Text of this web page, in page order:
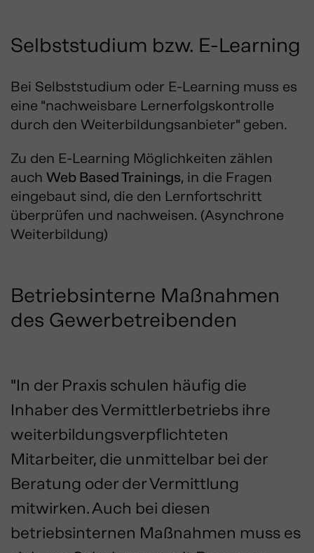
Selbststudium bzw. E-Learning
Bei Selbststudium oder E-Learning muss es
eine "nachweisbare Lernerfolgskontrolle
durch den Weiterbildungsanbieter" geben.
Zu den E-Learning Möglichkeiten zählen
auch Web Based Trainings, in die Fragen
eingebaut sind, die den Lernfortschritt
überprüfen und nachweisen. (Asynchrone
Weiterbildung)
Betriebsinterne Maßnahmen
des Gewerbetreibenden
"In der Praxis schulen häufig die
Inhaber des Vermittlerbetriebs ihre
weiterbildungsverpflichteten
Mitarbeiter, die unmittelbar bei der
Beratung oder der Vermittlung
mitwirken. Auch bei diesen
betriebsinternen Maßnahmen muss es